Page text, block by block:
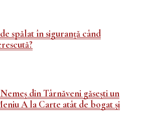
spălat în siguranță când
din Târnăveni găsești un
A la Carte atât de bogat și